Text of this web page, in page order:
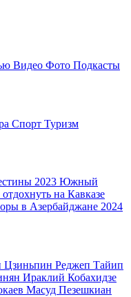
Видео Фото Подкасты
Спорт Туризм
2023 Южный
отдохнуть на Кавказе
в Азербайджане 2024
Цзиньпин Реджеп Тайип
Ираклий Кобахидзе
Масуд Пезешкиан